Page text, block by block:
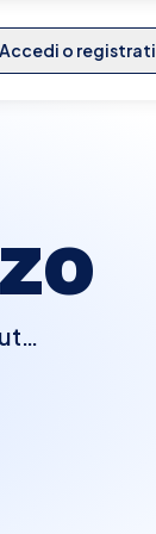
Accedi o registrati